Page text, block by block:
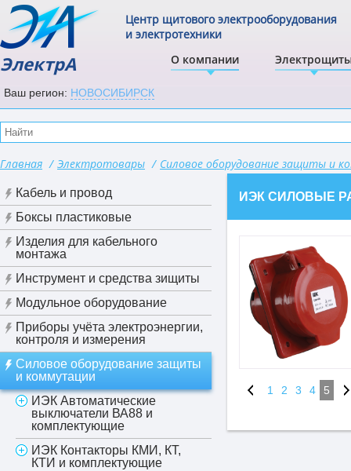
ЭлектрА О компании
Центр щитового электрооборудования
и электротехники
Ваш регион: НОВОСИБИРСК
Главная / Электротовары / Силовое оборудование защиты и
Кабель и провод
Боксы пластиковые
Изделия для кабельного
монтажа
Инструмент и средства зищиты
Модульное оборудование
Приборы учёта электроэнергии,
контроля и измерения
Силовое оборудование защиты
и коммутации
ИЭК Автоматические
выключатели ВА88 и
комплектующие
ИЭК Контакторы КМИ, КТ,
КТИ и комплектующие
ИЭК СИЛОВЫЕ
1 2 3 4 5